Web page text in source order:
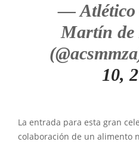
— Atlético
Martín de
10,
La entrada para esta gran
colaboración de un alimento